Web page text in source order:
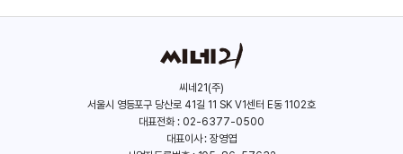
씨네21(주)
서울시 영등포구 당산로 41길 11 SK V1센터 E동 1102호
대표전화 : 02-6377-0500
대표이사 : 장영엽